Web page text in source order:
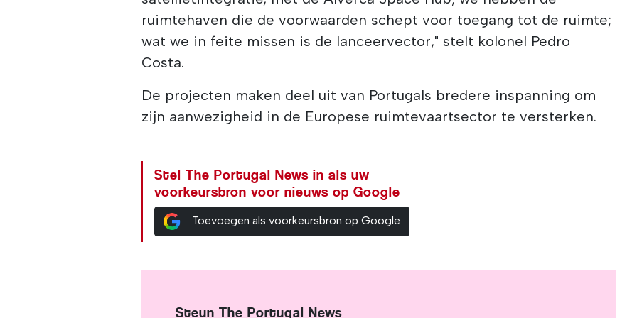
ruimtehaven die de voorwaarden schept voor toegang tot de ruimte;
wat we in feite missen is de lanceervector," stelt kolonel Pedro
Costa.
De projecten maken deel uit van Portugals bredere inspanning om
zijn aanwezigheid in de Europese ruimtevaartsector te versterken.
Stel The Portugal News in als uw
voorkeursbron voor nieuws op Google
Toevoegen als voorkeursbron op Google
Steun The Portugal News